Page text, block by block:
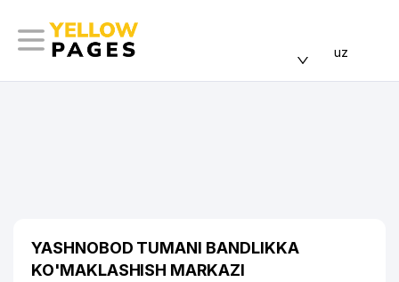
uz
YASHNOBOD TUMANI BANDLIKKA
KO'MAKLASHISH MARKAZI